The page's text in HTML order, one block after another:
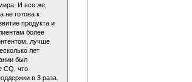
И все же,
не готова к
продукта и
более
лучше
лет
был
CQ, что
в 3 раза.